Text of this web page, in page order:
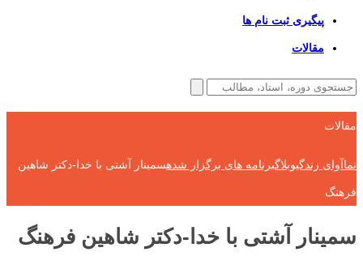
پیگیری ثبت نام ها
مقالات
مقالات
نماآوای زندگیوبلاگبرنامه های برگزار شدهسمینار آشتی با خدا-دکتر شاهین
فرهنگ
سمینار آشتی با خدا-دکتر شاهین فرهنگ